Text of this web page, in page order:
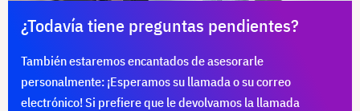
¿Todavía tiene preguntas pendientes?
También estaremos encantados de asesorarle
personalmente: ¡Esperamos su llamada o su correo
electrónico! Si prefiere que le devolvamos la llamada